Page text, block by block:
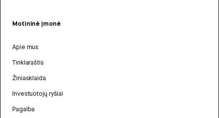
Motininė įmonė
Apie mus
Tinklaraštis
Žiniasklaida
Investuotojų ryšiai
Pagalba